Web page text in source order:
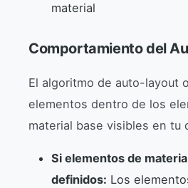
material
Comportamiento del
El algoritmo de auto-layout
elementos dentro de los
material base visibles en tu
Si elementos de
definidos: Los